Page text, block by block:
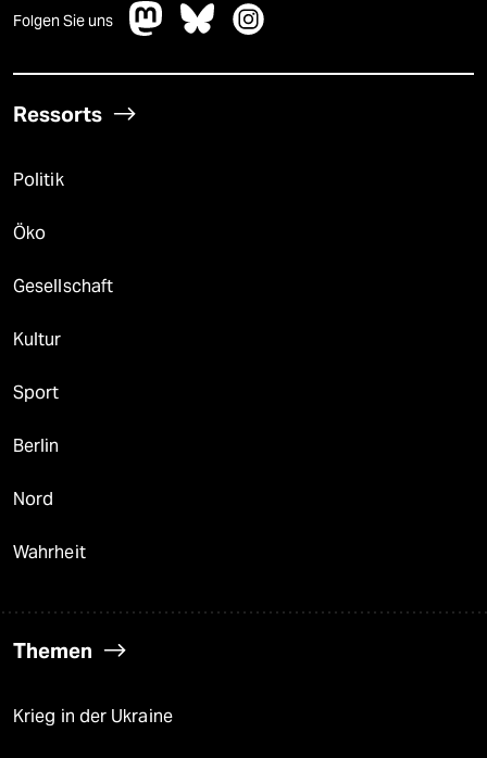
Folgen Sie uns
Ressorts
Politik
Öko
Gesellschaft
Kultur
Sport
Berlin
Nord
Wahrheit
Themen
Krieg in der Ukraine